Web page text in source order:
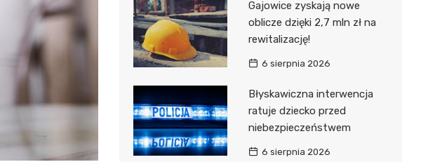
Gajowice zyskają nowe
oblicze dzięki 2,7 mln zł na
rewitalizację!
6 sierpnia 2026
Błyskawiczna interwencja
ratuje dziecko przed
niebezpieczeństwem
6 sierpnia 2026